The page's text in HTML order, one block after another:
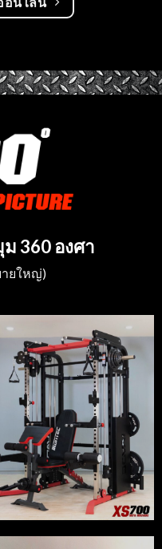
360 องศา
ยใหญ่)